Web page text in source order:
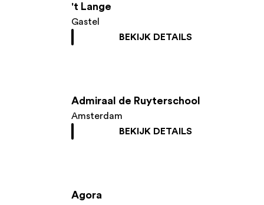
't Lange
Gastel
BEKIJK DETAILS
Admiraal de Ruyterschool
Amsterdam
BEKIJK DETAILS
Agora